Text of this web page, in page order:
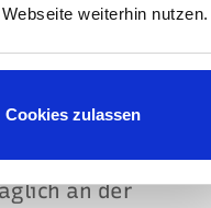
weiterhin nutzen.
Cookies zulassen
an der